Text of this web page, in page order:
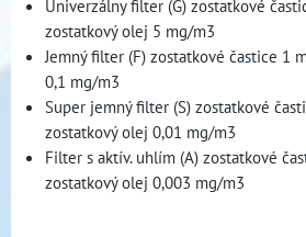
Univerzálny filter (G) zostatkové
zostatkový olej 5 mg/m3
Jemný filter (F) zostatkové častice 1
0,1 mg/m3
Super jemný filter (S) zostatkové
zostatkový olej 0,01 mg/m3
Filter s aktív. uhlím (A) zostatkové
zostatkový olej 0,003 mg/m3